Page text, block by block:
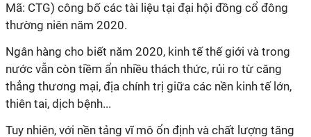
Mã: CTG) công bố các tài liệu tại đại hội đồng cổ đông
thường niên năm 2020.
Ngân hàng cho biết năm 2020, kinh tế thế giới và trong
nước vẫn còn tiềm ẩn nhiều thách thức, rủi ro từ căng
thẳng thương mại, địa chính trị giữa các nền kinh tế lớn,
thiên tai, dịch bệnh...
Tuy nhiên, với nền tảng vĩ mô ổn định và chất lượng tăng